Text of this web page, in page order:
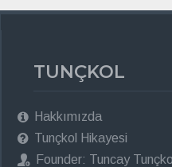
TUNÇKOL
Hakkımızda
Tunçkol Hikayesi
Founder: Tuncay Tunçkol